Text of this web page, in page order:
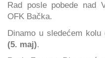
Rad posle pobede nad
OFK Bačka.
Dinamo u sledećem kolu
(5. maj).